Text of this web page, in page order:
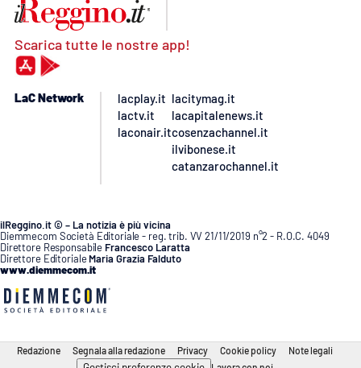
Scarica tutte le nostre app!
LaC Network
lacplay.it
lactv.it
laconair.it
lacitymag.it
lacapitalenews.it
cosenzachannel.it
ilvibonese.it
catanzarochannel.it
ilReggino.it © – La notizia è più vicina
Diemmecom Società Editoriale - reg. trib. VV 21/11/2019 n°2 - R.O.C. 4049
Direttore Responsabile Francesco Laratta
Direttore Editoriale Maria Grazia Falduto
www.diemmecom.it
Redazione Segnala alla redazione Privacy Cookie policy Note legali